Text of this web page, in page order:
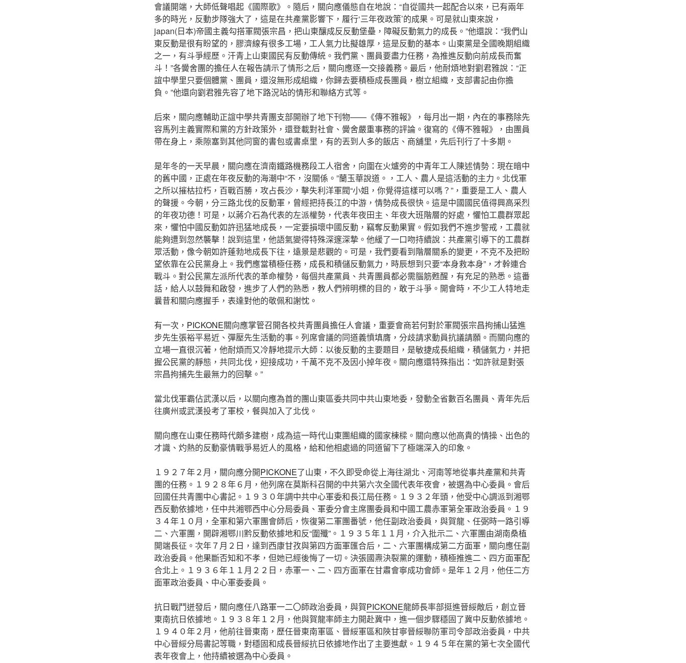
會議開端，大師低聲唱起《國際歌》。隨后，關向應儀態自在地說：“自從國共一起配合以來，已有兩年
多的時光，反動步隊強大了，這是在共產黨影響下，履行‘三年夜政策’的成果。可是就山東來說，
japan(日本)帝國主義勾搭軍閥張宗昌，把山東釀成反反動堡壘，障礙反動氣力的成長。”他還說：“我們山
東反動是很有盼望的，膠濟線有很多工場，工人氣力比擬雄厚，這是反動的基本。山東黨是全國晚期組織
之一，有斗爭經歷。汗青上山東國民有反動傳統。我們黨、團員要盡力任務，為推進反動向前成長而奮
斗！”各黌舍團的擔任人在報告請示了情形之后，關向應逐一交接義務。最后，他耐煩地對劉君雅說：“正
誼中學里只要個體黨、團員，還沒無形成組織，你歸去要積極成長團員，樹立組織，支部書記由你擔
負。”他還向劉君雅先容了地下路況站的情形和聯絡方式等。
后來，關向應輔助正誼中學共青團支部開辦了地下刊物——《傳不雅報》，每月出一期，內在的事務除先
容馬列主義實際和黨的方針政策外，還登載對社會、黌舍嚴重事務的評論。復寫的《傳不雅報》，由團員
帶在身上，乘隙塞到其他同窗的書包或書桌里，有的丟到人多的飯店、商舖里，先后刊行了十多期。
是年冬的一天早晨，關向應在濟南鐵路機務段工人宿舍，向圍在火爐旁的中青年工人陳述情勢：現在暗中
的舊中國，正處在年夜反動的海潮中“不，沒關係。”蘭玉華說道。，工人、農人是這活動的主力。北伐軍
之所以摧枯拉朽，百戰百勝，攻占長沙，擊失利洋軍閥“小姐，你覺得這樣可以嗎？”，重要是工人、農人
的聲援。今朝，分三路北伐的反動軍，曾經把持長江的中游，情勢成長很快。這是中國國民值得興高采烈
的年夜功德！可是，以蔣介石為代表的左派權勢，代表年夜田主、年夜大班階層的好處，懼怕工農群眾起
來，懼怕中國反動如許迅猛地成長，一定要損壞中國反動，竊奪反動果實。假如我們不進步警戒，工農就
能夠遭到忽然襲擊！說到這里，他語氣變得特殊深邃深摯。他緩了一口吻持續說：共產黨引導下的工農群
眾活動，像今朝如許蓬勃地成長下往，遠景是悲觀的。可是，我們要看到階層關系的變更，不克不及把盼
望依靠在公民黨身上。我們應當積極任務，成長和積儲反動氣力，時辰想到只要“本身救本身”，才幹連合
戰斗。對公民黨左派所代表的革命權勢，每個共產黨員、共青團員都必需腦筋甦醒，有充足的熟悉。這番
話，給人以鼓舞和啟發，進步了人們的熟悉，教人們辨明標的目的，敢于斗爭。開會時，不少工人特地走
曩昔和關向應握手，表達對他的敬佩和謝忱。
有一次， PICKONE關向應掌管召開各校共青團員擔任人會議，重要會商若何對於軍閥張宗昌拘捕山猛進
步先生張裕平易近、彈壓先生活動的事。列席會議的同道義憤填膺，分歧請求動員抗議請願。而關向應的
立場一直很沉著，他耐煩而又冷靜地提示大師：以後反動的主要題目，是敏捷成長組織，積儲氣力，并把
握公民黨的靜態，共同北伐，迎接成功，千萬不克不及因小掉年夜。關向應還特殊指出：“如許就是對張
宗昌拘捕先生最無力的回擊。”
當北伐軍霸佔武漢以后，以關向應為首的團山東區委共同中共山東地委，發動全省數百名團員、青年先后
往廣州或武漢投考了軍校，餐與加入了北伐。
關向應在山東任務時代頗多建樹，成為這一時代山東團組織的國家棟樑。關向應以他高貴的情操、出色的
才識、灼熱的反動豪情戰爭易近人的風格，給和他相處過的同道留下了極端深入的印象。
１９２７年２月，關向應分開PICKONE了山東，不久即受命從上海往湖北、河南等地從事共產黨和共青
團的任務。１９２８年６月，他列席在莫斯科召開的中共第六次全國代表年夜會，被選為中心委員。會后
回國任共青團中心書記。１９３０年調中共中心軍委和長江局任務。１９３２年頭，他受中心調派到湘鄂
西反動依據地，任中共湘鄂西中心分局委員、軍委分會主席團委員和中國工農赤軍第全軍政治委員。１９
３４年１０月，全軍和第六軍團會師后，恢復第二軍團番號，他任副政治委員，與賀龍、任弼時一路引導
二、六軍團，開辟湘鄂川黔反動依據地和反“圍殲”。１９３５年１１月，介入批示二、六軍團由湖南桑植
開端長征。次年７月２日，達到西康甘孜與第四方面軍匯合后，二、六軍團構成第二方面軍，關向應任副
政治委員。他果斷否知和不孝，但她已經後悔了一切。決張國燾決裂黨的運動，積極推進二、四方面軍配
合北上。１９３６年１１月２２日，赤軍一、二、四方面軍在甘肅會寧成功會師。是年１２月，他任二方
面軍政治委員、中心軍委委員。
抗日戰鬥迸發后，關向應任八路軍一二〇師政治委員，與賀PICKONE龍師長率部挺進晉綏敵后，創立晉
東南抗日依據地。１９３８年１２月，他與賀龍率師主力開赴冀中，進一個步驟穩固了冀中反動依據地。
１９４０年２月，他前往晉東南，歷任晉東南軍區、晉綏軍區和陜甘寧晉綏聯防軍司令部政治委員，中共
中心晉綏分局書記等職，對穩固和成長晉綏抗日依據地作出了主要進獻。１９４５年在黨的第七次全國代
表年夜會上，他持續被選為中心委員。